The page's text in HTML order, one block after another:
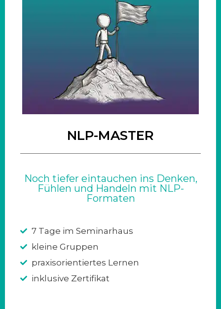
NLP-MASTER
Noch tiefer eintauchen ins Denken,
Fühlen und Handeln mit NLP-
Formaten
7 Tage im Seminarhaus
kleine Gruppen
praxisorientiertes Lernen
inklusive Zertifikat